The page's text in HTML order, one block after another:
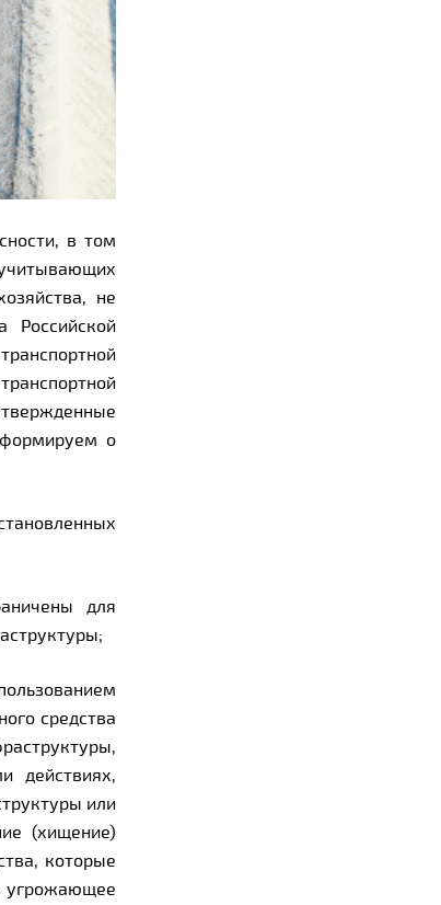
в том
не
Российской
о
для
средства
действиях,
или
(хищение)
которые
угрожающее